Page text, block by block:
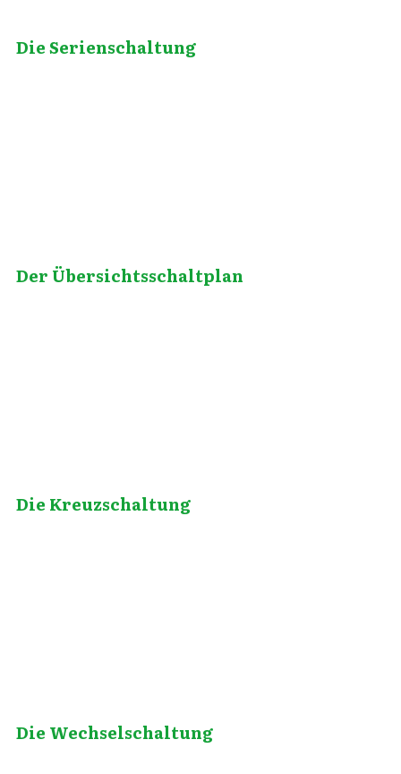
Die Serienschaltung
Der Übersichtsschaltplan
Die Kreuzschaltung
Die Wechselschaltung